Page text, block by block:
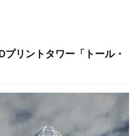
リントタワー「トール・